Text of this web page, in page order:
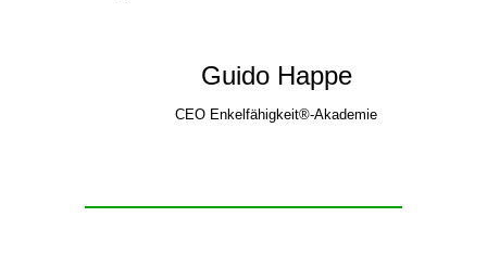
Guido Happe
CEO Enkelfähigkeit®-Akademie